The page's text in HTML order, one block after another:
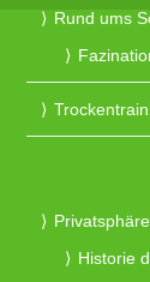
Rund ums
Historie